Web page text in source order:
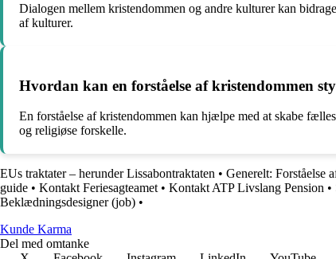
Dialogen mellem kristendommen og andre kulturer kan
af kulturer.
Hvordan kan en forståelse af kristendommen
En forståelse af kristendommen kan hjælpe med at skabe
og religiøse forskelle.
EUs traktater – herunder Lissabontraktaten • Generelt: Forståelse
guide • Kontakt Feriesagteamet • Kontakt ATP Livslang Pension •
Beklædningsdesigner (job) •
Kunde Karma
Del med omtanke